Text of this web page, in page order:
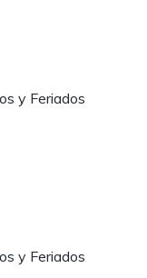
y Feriados
y Feriados